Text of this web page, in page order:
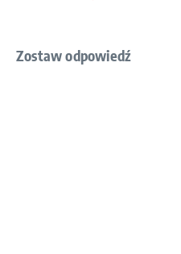
Zostaw odpowiedź